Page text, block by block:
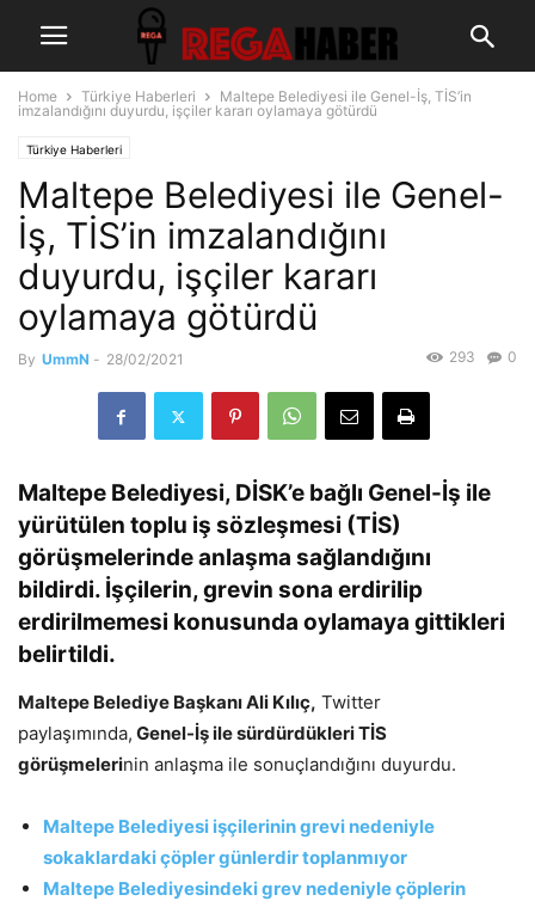
Home Türkiye Haberleri
Maltepe Belediyesi ile Genel-İş, TİS’in
imzalandığını duyurdu, işçiler kararı oylamaya götürdü
Türkiye Haberleri
Maltepe Belediyesi ile Genel-
İş, TİS’in imzalandığını
duyurdu, işçiler kararı
oylamaya götürdü
By UmmN - 28/02/2021 0
293
Maltepe Belediyesi, DİSK’e bağlı Genel-İş ile
yürütülen toplu iş sözleşmesi (TİS)
görüşmelerinde anlaşma sağlandığını
bildirdi. İşçilerin, grevin sona erdirilip
erdirilmemesi konusunda oylamaya gittikleri
belirtildi.
Maltepe Belediye Başkanı Ali Kılıç, Twitter
paylaşımında, Genel-İş ile sürdürdükleri TİS
görüşmelerinin anlaşma ile sonuçlandığını duyurdu.
Maltepe Belediyesi işçilerinin grevi nedeniyle
sokaklardaki çöpler günlerdir toplanmıyor
Maltepe Belediyesindeki grev nedeniyle çöplerin